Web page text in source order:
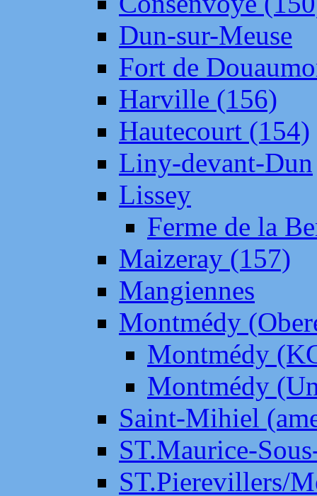
Dun-sur-Meuse
Fort de
Harville (156)
Hautecourt (154)
Liny-devant-Dun
Lissey
Ferme de la
Maizeray (157)
Mangiennes
Montmédy
Montmédy
Montmédy
Saint-Mihiel
ST.Maurice-
ST.Pierevillers/